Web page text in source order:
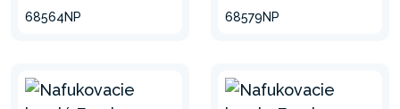
68564NP
68579NP